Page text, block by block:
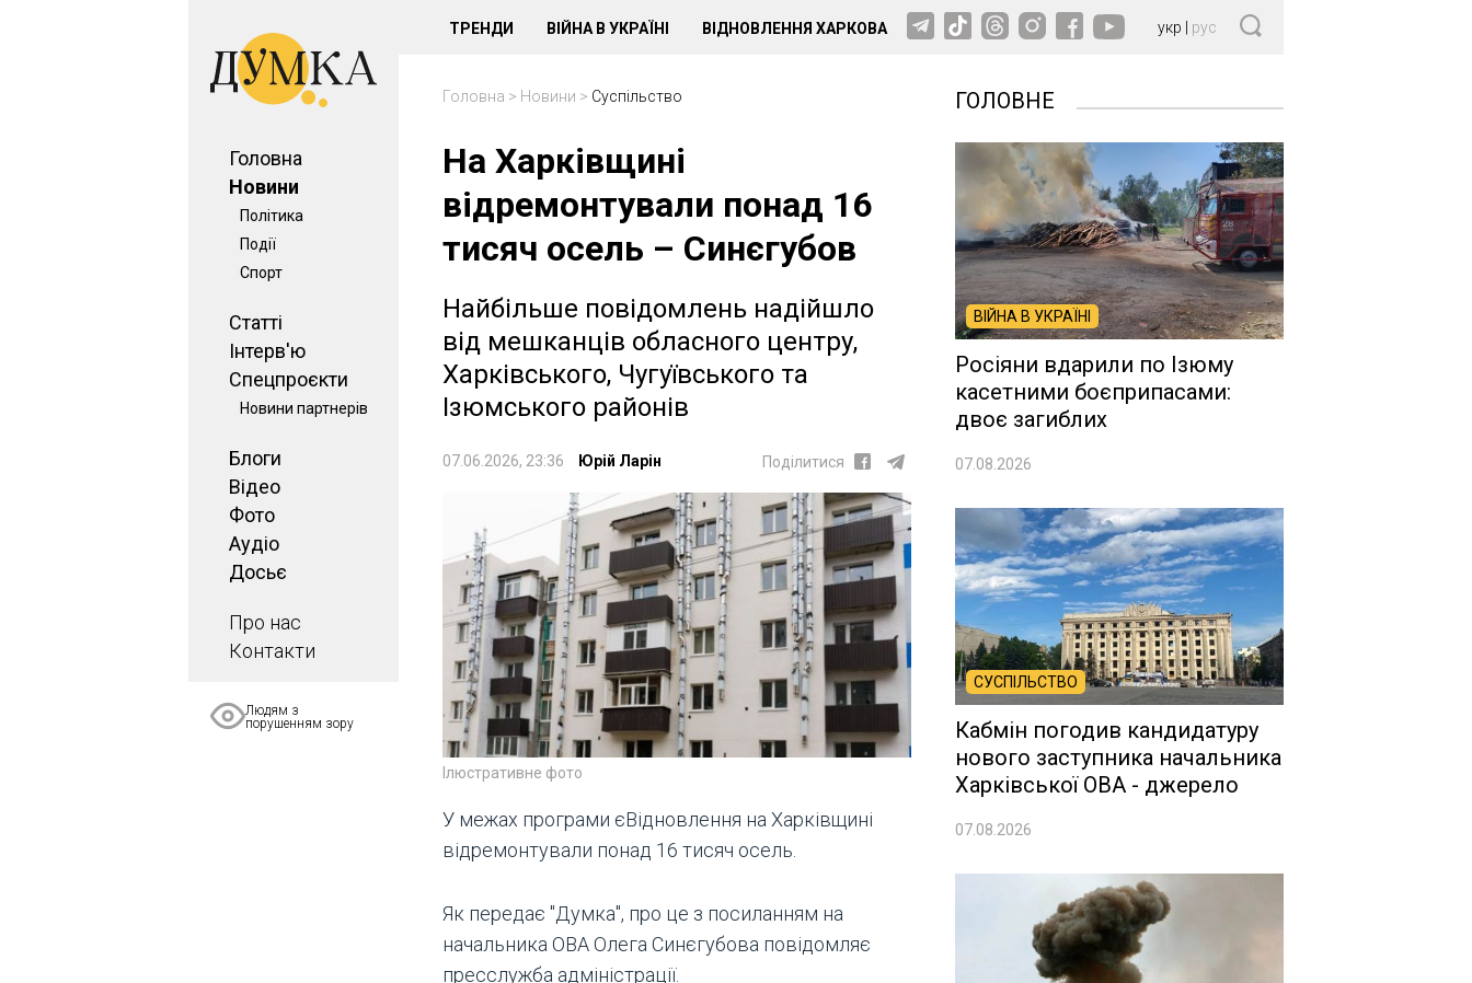
Головна
Новини
Політика
Події
Спорт
Статті
Інтерв'ю
Спецпроєкти
Новини партнерів
Блоги
Відео
Фото
Аудіо
Досьє
Про нас
Контакти
Людям з
порушенням зору
ТРЕНДИ ВІЙНА В УКРАЇНІ ВІДНОВЛЕННЯ ХАРКОВА укр рус
Головна > Новини > Суспільство
На Харківщині
відремонтували понад 16
тисяч осель – Синєгубов
Найбільше повідомлень надійшло
від мешканців обласного центру,
Харківського, Чугуївського та
Ізюмського районів
07.06.2026, 23:36 Юрій Ларін Поділитися
Ілюстративне фото
У межах програми єВідновлення на Харківщині
відремонтували понад 16 тисяч осель.
Як передає "Думка", про це з посиланням на
начальника ОВА Олега Синєгубова повідомляє
пресслужба адміністрації.
ГОЛОВНЕ
ВІЙНА В УКРАЇНІ
Росіяни вдарили по Ізюму
касетними боєприпасами:
двоє загиблих
07.08.2026
СУСПІЛЬСТВО
Кабмін погодив кандидатуру
нового заступника начальника
Харківської ОВА - джерело
07.08.2026